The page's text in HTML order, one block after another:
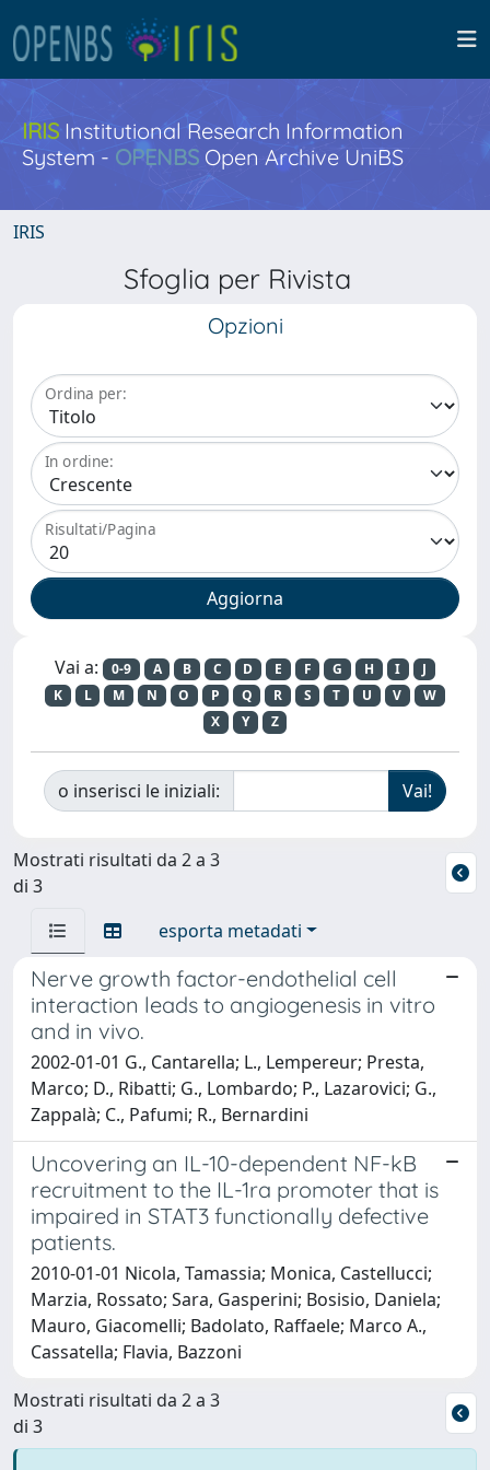
IRISInstitutional Research Information
System - OPENBS Open Archive UniBS
IRIS
Sfoglia per Rivista
Opzioni
Ordina per:
In ordine:
Risultati/Pagina
Vai a: 0-9 A B C D E F G H I
J
K
L M N O P Q R S T U V
W
X
Y Z
o inserisci le iniziali:
Mostrati risultati da 2 a 3
di 3
esporta metadati
Nerve growth factor-endothelial cell
interaction leads to angiogenesis in vitro
and in vivo.
2002-01-01 G., Cantarella; L., Lempereur; Presta,
Marco; D., Ribatti; G., Lombardo; P., Lazarovici; G.,
Zappalà; C., Pafumi; R., Bernardini
Uncovering an IL-10-dependent NF-kB
recruitment to the IL-1ra promoter that is
impaired in STAT3 functionally defective
patients.
2010-01-01 Nicola, Tamassia; Monica, Castellucci;
Marzia, Rossato; Sara, Gasperini; Bosisio, Daniela;
Mauro, Giacomelli; Badolato, Raffaele; Marco A.,
Cassatella; Flavia, Bazzoni
Mostrati risultati da 2 a 3
di 3